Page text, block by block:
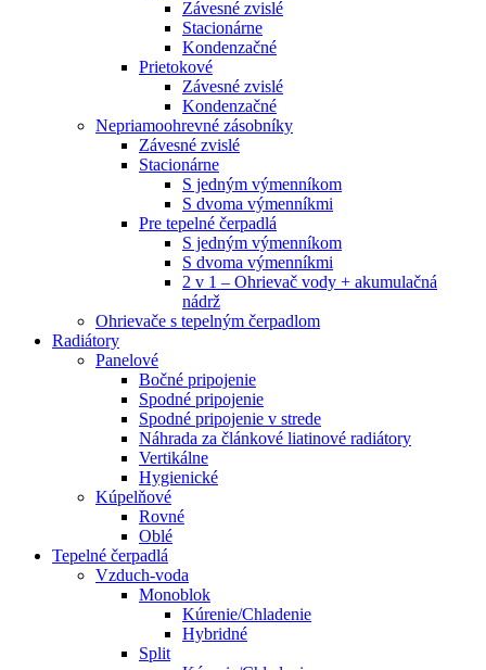
Závesné zvislé
Stacionárne
Kondenzačné
Prietokové
Závesné zvislé
Kondenzačné
Nepriamoohrevné zásobníky
Závesné zvislé
Stacionárne
S jedným výmenníkom
S dvoma výmenníkmi
Pre tepelné čerpadlá
S jedným výmenníkom
S dvoma výmenníkmi
2 v 1 – Ohrievač vody + akumulačná
nádrž
Ohrievače s tepelným čerpadlom
Radiátory
Panelové
Bočné pripojenie
Spodné pripojenie
Spodné pripojenie v strede
Náhrada za článkové liatinové radiátory
Vertikálne
Hygienické
Kúpelňové
Rovné
Oblé
Tepelné čerpadlá
Vzduch-voda
Monoblok
Kúrenie/Chladenie
Hybridné
Split